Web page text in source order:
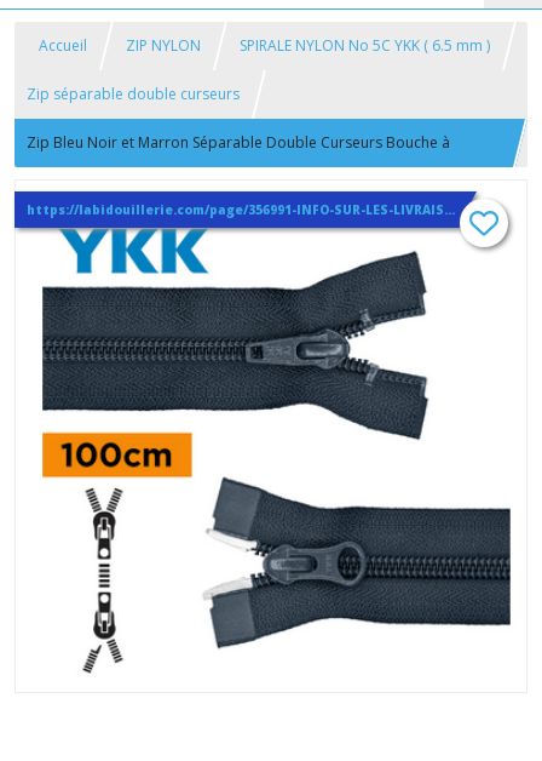
Accueil ZIP NYLON SPIRALE NYLON No 5C YKK ( 6.5 mm )
Zip séparable double curseurs
Zip Bleu Noir et Marron Séparable Double Curseurs Bouche à
Bouche ykk 5c sur mesure
https://labidouillerie.com/page/356991-INFO-SUR-LES-LIVRAISONS.html